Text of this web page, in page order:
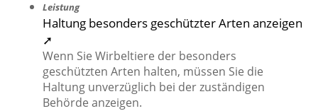
Leistung
Haltung besonders geschützter Arten anzeigen
➚
Wenn Sie Wirbeltiere der besonders
geschützten Arten halten, müssen Sie die
Haltung unverzüglich bei der zuständigen
Behörde anzeigen.